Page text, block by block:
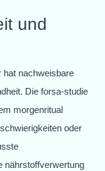
und
hat nachweisbare
Die forsa-studie
morgenritual
oder
nährstoffverwertung